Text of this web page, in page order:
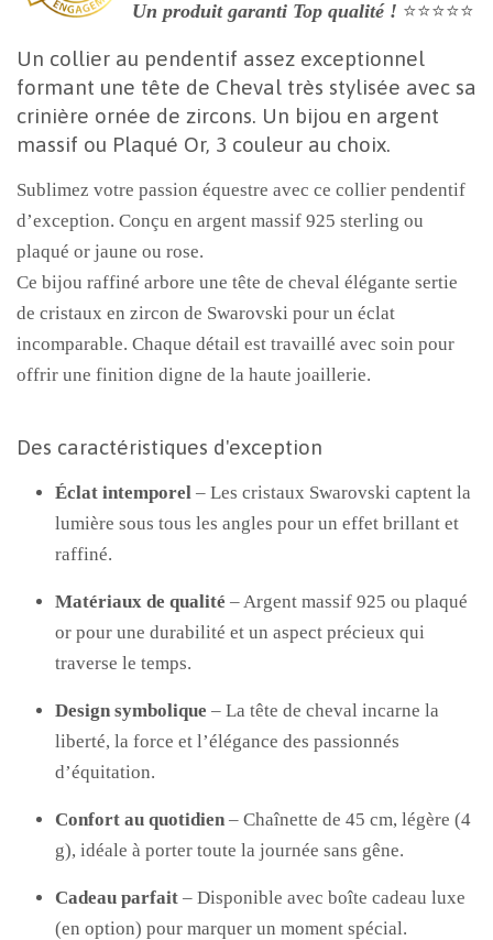
Un produit garanti Top qualité ! ⭐⭐⭐⭐⭐
Un collier au pendentif assez exceptionnel
formant une tête de Cheval très stylisée avec sa
crinière ornée de zircons. Un bijou en argent
massif ou Plaqué Or, 3 couleur au choix.
Sublimez votre passion équestre avec ce collier pendentif
d’exception. Conçu en argent massif 925 sterling ou
plaqué or jaune ou rose.
Ce bijou raffiné arbore une tête de cheval élégante sertie
de cristaux en zircon de Swarovski pour un éclat
incomparable. Chaque détail est travaillé avec soin pour
offrir une finition digne de la haute joaillerie.
Des caractéristiques d'exception
Éclat intemporel – Les cristaux Swarovski captent la
lumière sous tous les angles pour un effet brillant et
raffiné.
Matériaux de qualité – Argent massif 925 ou plaqué
or pour une durabilité et un aspect précieux qui
traverse le temps.
Design symbolique – La tête de cheval incarne la
liberté, la force et l’élégance des passionnés
d’équitation.
Confort au quotidien – Chaînette de 45 cm, légère (4
g), idéale à porter toute la journée sans gêne.
Cadeau parfait – Disponible avec boîte cadeau luxe
(en option) pour marquer un moment spécial.